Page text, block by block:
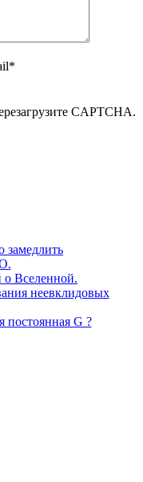
CAPTCHA.
замедлить
о Вселенной.
неевклидовых
постоянная G ?